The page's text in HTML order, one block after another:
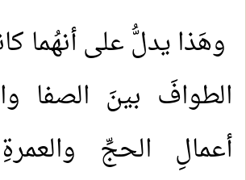
وهَذا يدلُّ على أنهُما
الطوافَ بينَ الصفا
أعمالِ الحجِّ